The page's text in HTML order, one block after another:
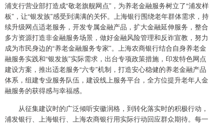
浦支行营业部打造成“敬老旗舰网点”，为养老金融服务树立了“浦发样
板”，让“银发族”感受到满满的关怀。上海银行围绕老年群体需求，持
续升级网点适老服务，开发专属金融产品，扩大金融延伸服务，整合
多方资源打造非金融服务场景，做好金融风险管理和反诈宣教，努力
成为市民身边的“养老金融服务专家”。上海农商银行结合自身养老金
融服务实践和“银发族”实际需求，出台专项政策措施，印发特色网点
建设方案，推出适老服务“六专”机制，打造安心稳健的养老金融产品
体系，组建专业服务队伍，建设线上服务平台，全方位提升老年人金
融服务的获得感与幸福感。
从征集建议时的广泛倾听安徽润格，到转化落实时的积极行动，
浦发银行、上海银行、上海农商银行用实际行动回应群众期待。每一